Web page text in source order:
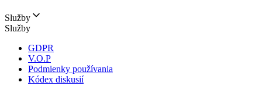
Služby
Služby
GDPR
V.O.P
Podmienky používania
Kódex diskusií